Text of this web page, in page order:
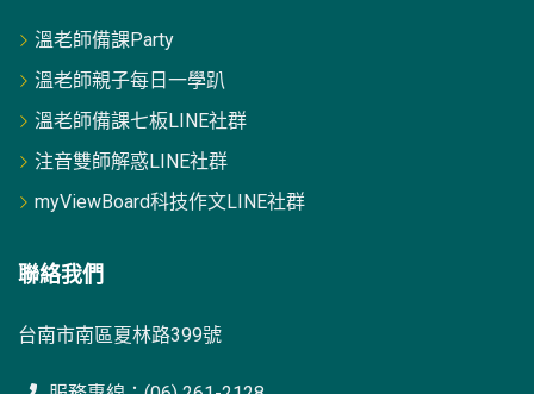
溫老師備課Party
溫老師親子每日一學趴
溫老師備課七板LINE社群
注音雙師解惑LINE社群
myViewBoard科技作文LINE社群
聯絡我們
台南市南區夏林路399號